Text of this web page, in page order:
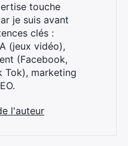
touche
je suis avant
clés :
(jeux vidéo),
(Facebook,
Tok), marketing
l'auteur